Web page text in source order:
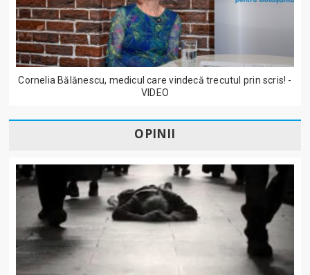
Cornelia Bălănescu, medicul care vindecă trecutul prin scris! -
VIDEO
OPINII